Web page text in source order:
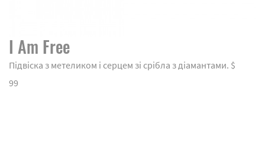
I Am Free
Підвіска з метеликом і серцем зі срібла з діамантами. $
99